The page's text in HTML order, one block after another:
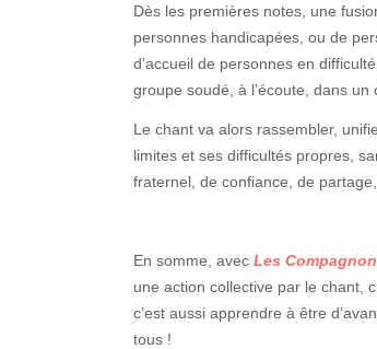
Dès les premières notes, une
personnes handicapées, ou de
d’accueil de personnes en
groupe soudé, à l’écoute, dans un
Le chant va alors rassembler,
limites et ses difficultés propres,
fraternel, de confiance, de
En somme, avec Les
une action collective par le chant,
c’est aussi apprendre à être
tous !